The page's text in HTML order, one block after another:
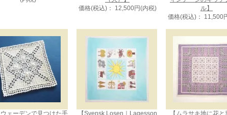
価格(税込)： 12,500円(内税)
ル】
価格(税込)： 11,500
ウェーデンで見つけた手
【Svensk Losen｜Lagesson
【ムラサキ地に花と